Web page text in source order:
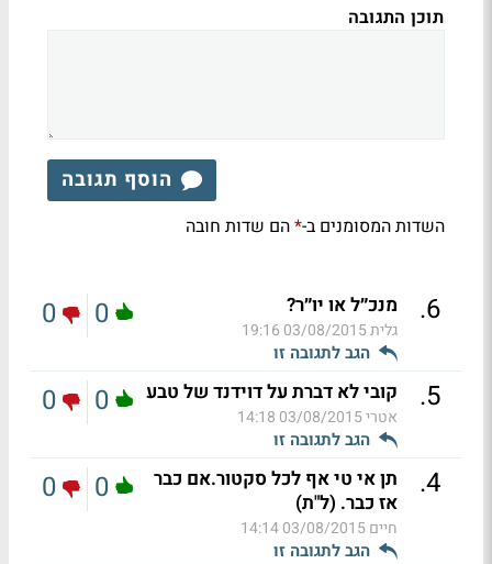
תוכן התגובה
הוסף תגובה
השדות המסומנים ב-*הם שדות חובה
6
. מנכ״ל או יו״ר?
גלית03/08/2015 19:16
הגב לתגובה זו
0
0
5
. קובי לא דברת על דוידנד של טבע
אטרי03/08/2015 14:18
הגב לתגובה זו
0
0
4
.
תן אי טי אף לכל סקטור.אם כבר
אז כבר. (ל"ת)
חיים03/08/2015 14:14
הגב לתגובה זו
0
0